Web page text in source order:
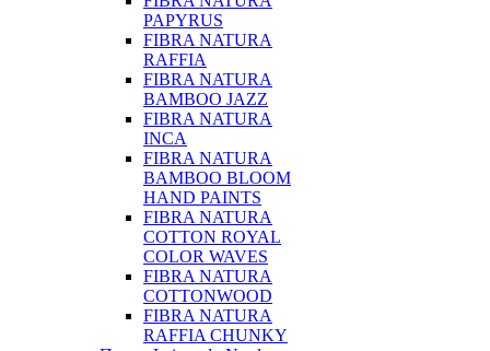
PAPYRUS
FIBRA NATURA
RAFFIA
FIBRA NATURA
BAMBOO JAZZ
FIBRA NATURA
INCA
FIBRA NATURA
BAMBOO BLOOM
HAND PAINTS
FIBRA NATURA
COTTON ROYAL
COLOR WAVES
FIBRA NATURA
COTTONWOOD
FIBRA NATURA
RAFFIA CHUNKY